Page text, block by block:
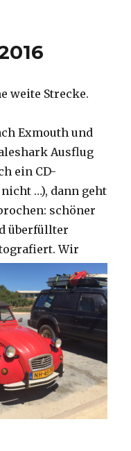
weite Strecke.
Exmouth und
Ausflug
ein CD-
…), dann geht
schöner
überfüllter
Wir